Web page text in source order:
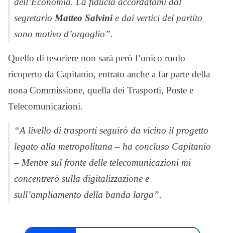
segretarioMatteo Salvinie dai vertici del partito
sono motivo d’orgoglio”.
Quello di tesoriere non sarà però l’unico ruolo
ricoperto da Capitanio, entrato anche a far parte della
nona Commissione, quella dei Trasporti, Poste e
Telecomunicazioni.
“A livello di trasporti seguirò da vicino il progetto
legato alla metropolitana – ha concluso Capitanio
– Mentre sul fronte delle telecomunicazioni mi
concentrerò sulla digitalizzazione e
sull’ampliamento della banda larga”.